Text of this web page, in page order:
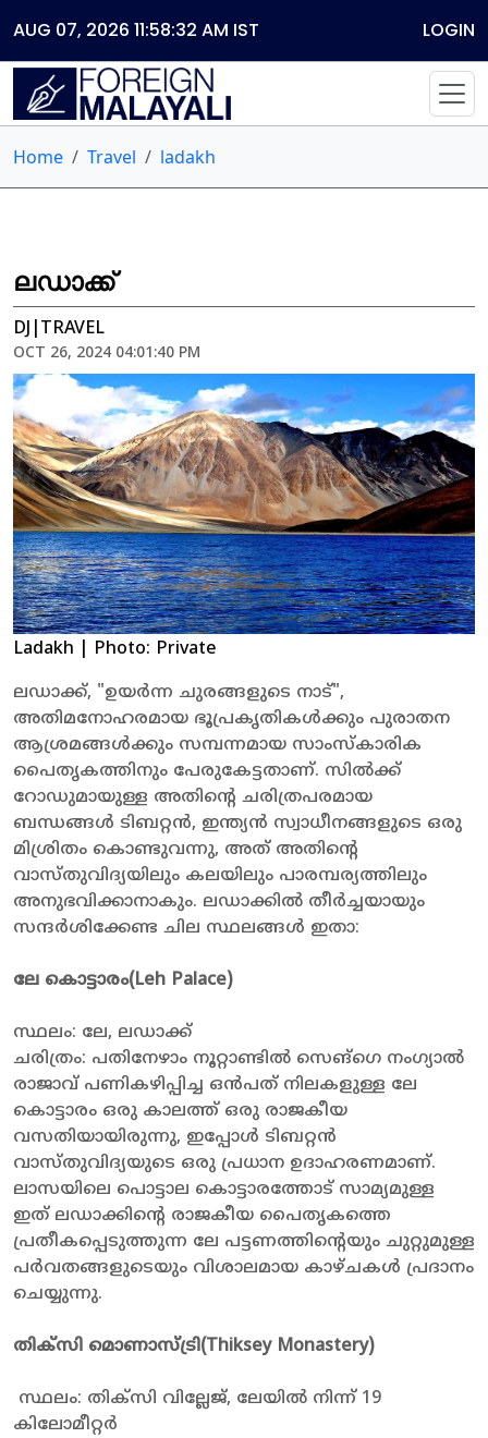
AUG 07, 2026 11:58:32 AM IST LOGIN
Home Travel ladakh
ലഡാക്ക്
DJ|TRAVEL
OCT 26, 2024 04:01:40 PM
Ladakh
| Photo: Private
ലഡാക്ക്, "ഉയർന്ന ചുരങ്ങളുടെ നാട്",
അതിമനോഹരമായ ഭൂപ്രകൃതികൾക്കും പുരാതന
ആശ്രമങ്ങൾക്കും സമ്പന്നമായ സാംസ്കാരിക
പൈതൃകത്തിനും പേരുകേട്ടതാണ്. സിൽക്ക്
റോഡുമായുള്ള അതിൻ്റെ ചരിത്രപരമായ
ബന്ധങ്ങൾ ടിബറ്റൻ, ഇന്ത്യൻ സ്വാധീനങ്ങളുടെ ഒരു
മിശ്രിതം കൊണ്ടുവന്നു, അത് അതിൻ്റെ
വാസ്തുവിദ്യയിലും കലയിലും പാരമ്പര്യത്തിലും
അനുഭവിക്കാനാകും. ലഡാക്കിൽ തീർച്ചയായും
സന്ദർശിക്കേണ്ട ചില സ്ഥലങ്ങൾ ഇതാ:
ലേ കൊട്ടാരം(Leh Palace)
സ്ഥലം: ലേ, ലഡാക്ക്
ചരിത്രം: പതിനേഴാം നൂറ്റാണ്ടിൽ സെങ്ഗെ നംഗ്യാൽ
രാജാവ് പണികഴിപ്പിച്ച ഒൻപത് നിലകളുള്ള ലേ
കൊട്ടാരം ഒരു കാലത്ത് ഒരു രാജകീയ
വസതിയായിരുന്നു, ഇപ്പോൾ ടിബറ്റൻ
വാസ്തുവിദ്യയുടെ ഒരു പ്രധാന ഉദാഹരണമാണ്.
ലാസയിലെ പൊട്ടാല കൊട്ടാരത്തോട് സാമ്യമുള്ള
ഇത് ലഡാക്കിൻ്റെ രാജകീയ പൈതൃകത്തെ
പ്രതീകപ്പെടുത്തുന്ന ലേ പട്ടണത്തിൻ്റെയും ചുറ്റുമുള്ള
പർവതങ്ങളുടെയും വിശാലമായ കാഴ്ചകൾ പ്രദാനം
ചെയ്യുന്നു.
തിക്സി മൊണാസ്ട്രി(Thiksey Monastery)
സ്ഥലം: തിക്‌സി വില്ലേജ്, ലേയിൽ നിന്ന് 19
കിലോമീറ്റർ